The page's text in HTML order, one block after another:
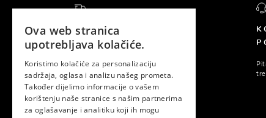
BESPLATNA DOSTAVA
Za sve narudžbe preko 150 KM
dostava je besplatna.
Ova web stranica
upotrebljava kolačiće.
Koristimo kolačiće za personalizaciju
sadržaja, oglasa i analizu našeg prometa.
Također dijelimo informacije o vašem
korištenju naše stranice s našim partnerima
za oglašavanje i analitiku koji ih mogu